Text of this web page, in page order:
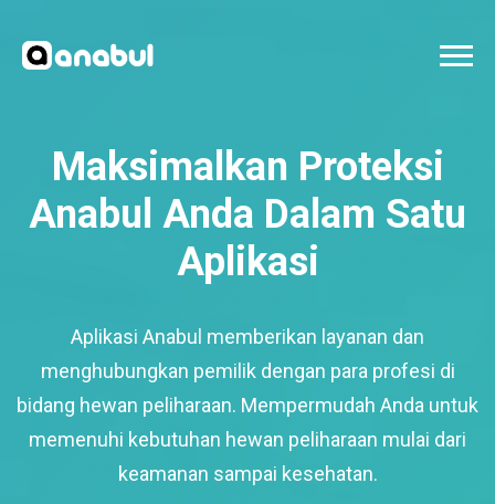
Maksimalkan Proteksi
Anabul Anda Dalam Satu
Aplikasi
Aplikasi Anabul memberikan layanan dan
menghubungkan pemilik dengan para profesi di
bidang hewan peliharaan. Mempermudah Anda untuk
memenuhi kebutuhan hewan peliharaan mulai dari
keamanan sampai kesehatan.